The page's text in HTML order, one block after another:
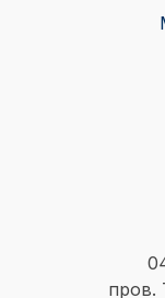
пров.